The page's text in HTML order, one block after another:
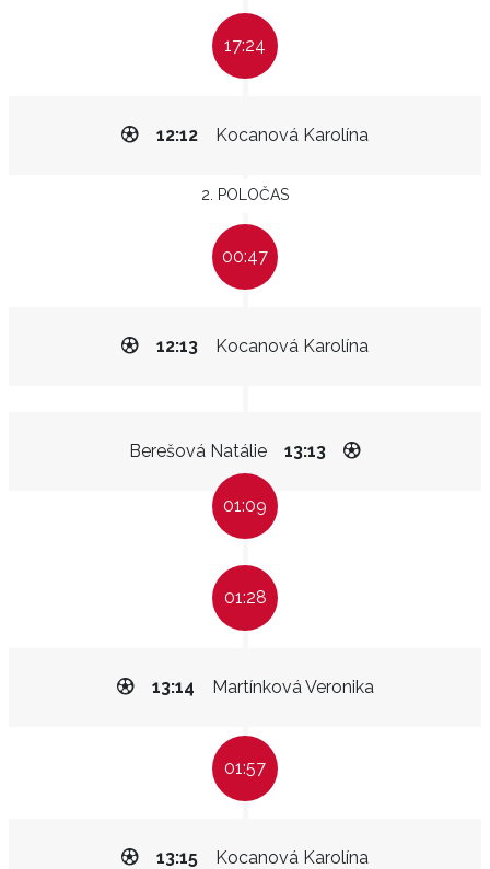
17:24
Kocanová Karolína
12:12
2. POLOČAS
00:47
Kocanová Karolína
12:13
Berešová Natálie 13:13
01:09
01:28
Martínková Veronika
13:14
01:57
Kocanová Karolína
13:15